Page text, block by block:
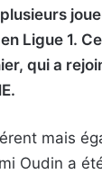
Ligue 1.
qui a
mais
Oudin a